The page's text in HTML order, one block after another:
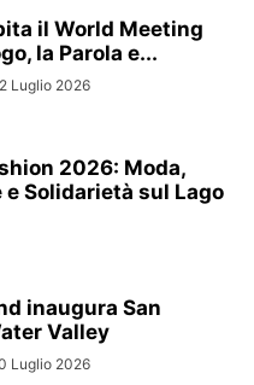
il World Meeting
la Parola e...
Luglio 2026
2026: Moda,
e Solidarietà sul Lago
inaugura San
Valley
Luglio 2026